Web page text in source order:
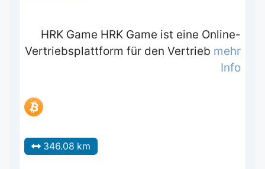
HRK Game HRK Game ist eine Online-
Vertriebsplattform für den Vertrieb mehr
Info
346.08 km